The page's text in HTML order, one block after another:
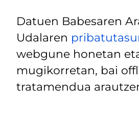
Datuen Babesaren
Udalaren
webgune honetan
mugikorretan, bai
tratamendua